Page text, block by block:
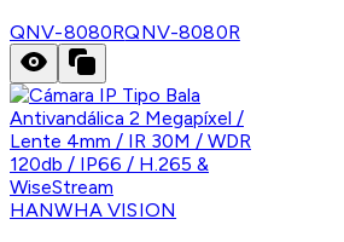
QNV-8080RQNV-8080R
HANWHA VISION